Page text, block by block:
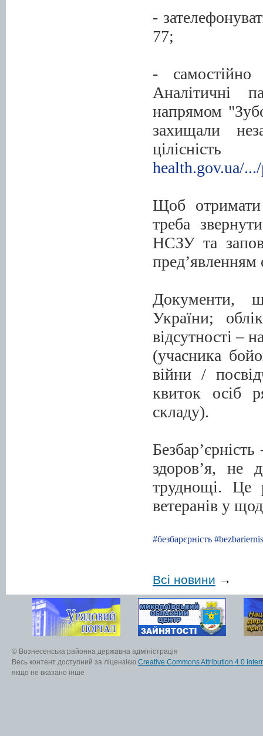
-
77;
-
Аналітичні
напрямом
захищали
health.gov.ua/
Щоб отримати
треба
НСЗУ та
пред’явленням
Документи,
України;
відсутності –
(учасника
війни /
квиток осіб
складу).
здоров’я, не
труднощі. Це
ветеранів у
#безбарєрність
Всі новини →
© Вознесенська районна державна адміністрація
Весь контент доступний за ліцензією Creative Commons Attribution 4.0
якщо не вказано інше